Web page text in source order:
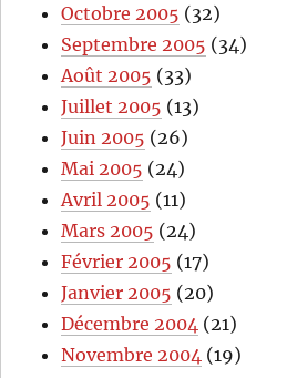
Octobre 2005 (32)
Septembre 2005 (34)
Août 2005 (33)
Juillet 2005 (13)
Juin 2005 (26)
Mai 2005 (24)
Avril 2005 (11)
Mars 2005 (24)
Février 2005 (17)
Janvier 2005 (20)
Décembre 2004 (21)
Novembre 2004 (19)